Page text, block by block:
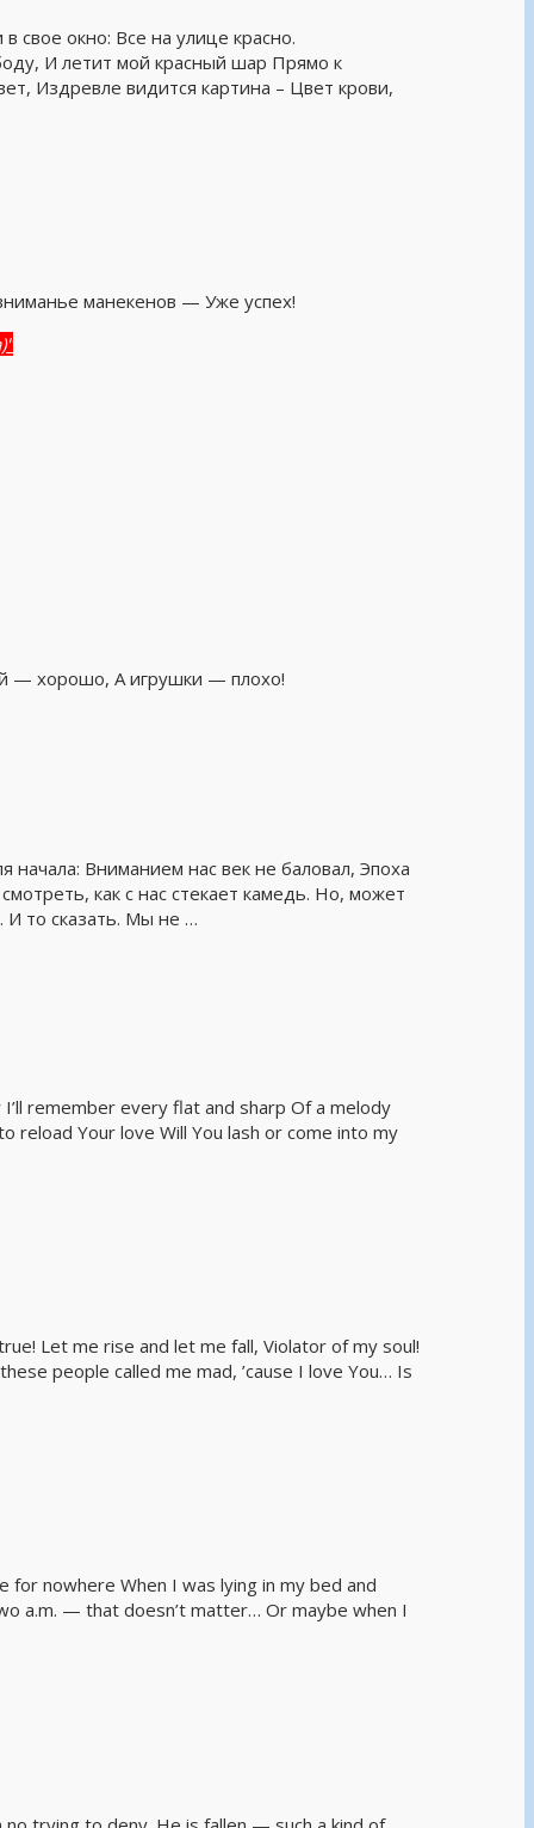
свое окно: Все на улице красно.
И летит мой красный шар Прямо к
видится картина – Цвет крови,
манекенов — Уже успех!
— хорошо, А игрушки — плохо!
Вниманием нас век не баловал, Эпоха
как с нас стекает камедь. Но, может
И то сказать. Мы не …
remember every flat and sharp Of a melody
reload Your love Will You lash or come into my
Let me rise and let me fall, Violator of my soul!
people called me mad, ’cause I love You… Is
nowhere When I was lying in my bed and
a.m. — that doesn’t matter… Or maybe when I